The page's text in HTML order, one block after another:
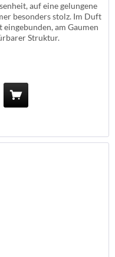
auf eine gelungene
besonders stolz. Im Duft
am Gaumen
Struktur.
Rebsorte: